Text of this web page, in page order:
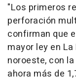
"Los primeros
perforación
confirman que
mayor ley en
noroeste, con
ahora más de